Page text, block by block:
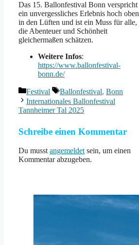
Das 15. Ballonfestival Bonn verspricht
ein unvergessliches Erlebnis hoch oben
in den Lüften und ist ein Muss für alle,
die Abenteuer und Schönheit
gleichermaßen schätzen.
Weitere Infos:
https://www.ballonfestival-
bonn.de/
Kategorien
Festival Schlagwörter
Ballonfestival, Bonn
Internationales Ballonfestival
Tannheimer Tal 2025
Schreibe einen Kommentar
Du musst angemeldet sein, um einen
Kommentar abzugeben.